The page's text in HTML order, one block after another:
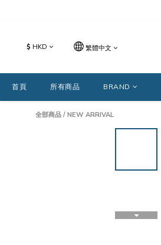
$ HKD 繁體中文
首頁 所有商品 BRAND
全部商品 / NEW ARRIVAL